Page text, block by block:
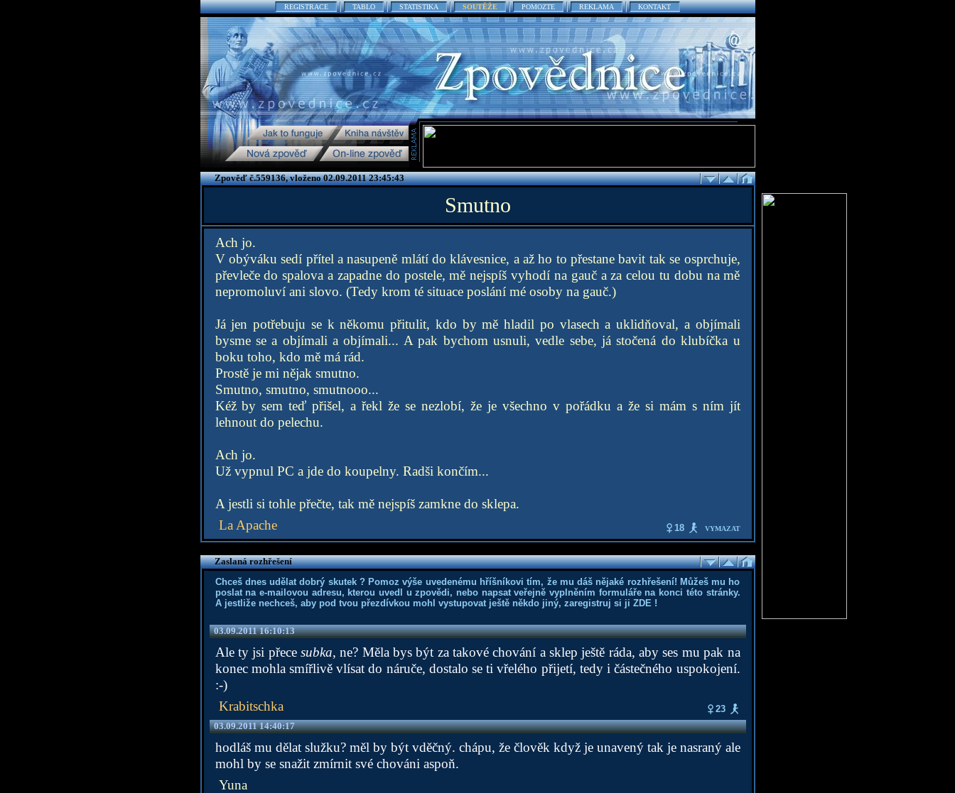
REGISTRACE TABLO STATISTIKA SOUTĚŽE POMOZTE REKLAMA KONTAKT
Zpověď č.559136, vloženo 02.09.2011 23:45:43
Smutno
Ach jo.
V obýváku sedí přítel a nasupeně mlátí do klávesnice, a až ho to přestane bavit tak se osprchuje,
převleče do spalova a zapadne do postele, mě nejspíš vyhodí na gauč a za celou tu dobu na mě
nepromoluví ani slovo. (Tedy krom té situace poslání mé osoby na gauč.)
Já jen potřebuju se k někomu přitulit, kdo by mě hladil po vlasech a uklidňoval, a objímali
bysme se a objímali a objímali... A pak bychom usnuli, vedle sebe, já stočená do klubíčka u
boku toho, kdo mě má rád.
Prostě je mi nějak smutno.
Smutno, smutno, smutnooo...
Kéž by sem teď přišel, a řekl že se nezlobí, že je všechno v pořádku a že si mám s ním jít
lehnout do pelechu.
Ach jo.
Už vypnul PC a jde do koupelny. Radši končím...
A jestli si tohle přečte, tak mě nejspíš zamkne do sklepa.
La Apache
18 VYMAZAT
Zaslaná rozhřešení
Chceš dnes udělat dobrý skutek ? Pomoz výše uvedenému hříšníkovi tím, že mu dáš nějaké rozhřešení! Můžeš mu ho
poslat na e-mailovou adresu, kterou uvedl u zpovědi, nebo napsat veřejně vyplněním formuláře na konci této stránky.
A jestliže nechceš, aby pod tvou přezdívkou mohl vystupovat ještě někdo jiný, zaregistruj si ji ZDE!
03.09.2011 16:10:13
Ale ty jsi přece subka, ne? Měla bys být za takové chování a sklep ještě ráda, aby ses mu pak na
konec mohla smířlivě vlísat do náruče, dostalo se ti vřelého přijetí, tedy i částečného uspokojení.
:-)
Krabitschka
23
03.09.2011 14:40:17
hodláš mu dělat služku? měl by být vděčný. chápu, že člověk když je unavený tak je nasraný ale
mohl by se snažit zmírnit své chováni aspoň.
Yuna